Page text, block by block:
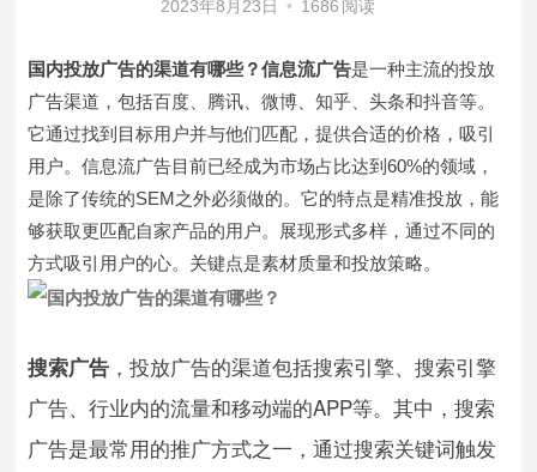
2023年8月23日 • 1686 阅读
国内投放广告的渠道有哪些？信息流广告是一种主流的投放
广告渠道，包括百度、腾讯、微博、知乎、头条和抖音等。
它通过找到目标用户并与他们匹配，提供合适的价格，吸引
用户。信息流广告目前已经成为市场占比达到60%的领域，
是除了传统的SEM之外必须做的。它的特点是精准投放，能
够获取更匹配自家产品的用户。展现形式多样，通过不同的
方式吸引用户的心。关键点是素材质量和投放策略。
搜索广告 ，投放广告的渠道包括搜索引擎、搜索引擎
广告、行业内的流量和移动端的APP等。其中，搜索
广告是最常用的推广方式之一，通过搜索关键词触发